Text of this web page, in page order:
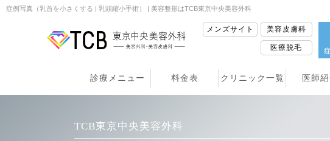
症例写真（乳首を小さくする | 乳頭縮小手術） | 美容整形はTCB東京中央美容外科
メンズサイト 美容皮膚科
医療脱毛
診療メニュー 料金表 クリニック一覧 医師
TCB東京中央美容外科